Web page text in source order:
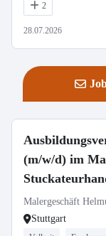
2
28.07.2026
(m/w/d) im
Stuttgart
Malergeschäft
Stuttgart